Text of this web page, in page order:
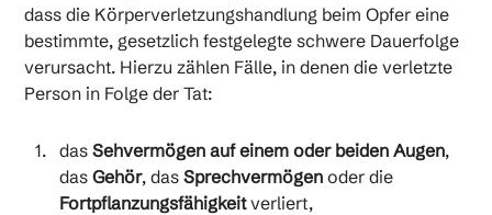
dass die Körperverletzungshandlung beim Opfer eine
bestimmte, gesetzlich festgelegte schwere Dauerfolge
verursacht. Hierzu zählen Fälle, in denen die verletzte
Person in Folge der Tat:
dasSehvermögen auf einem oder beiden Augen,
dasGehör, dasSprechvermögen oder die
Fortpflanzungsfähigkeitverliert,